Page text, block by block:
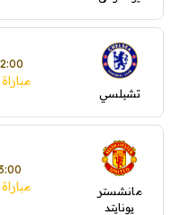
تشيلسي
12:00
مانشستر
يونايتد
3:00